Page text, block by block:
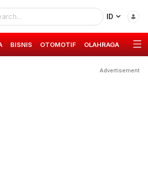
ID
BISNIS OTOMOTIF OLAHRAGA GAYA
Advertisement